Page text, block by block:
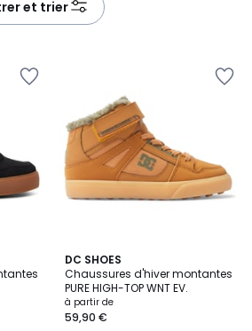
et trier
DC SHOES
Chaussures d'hiver montantes
PURE HIGH-TOP WNT EV.
à partir de
59,90 €
5
/
5
3
Couleurs